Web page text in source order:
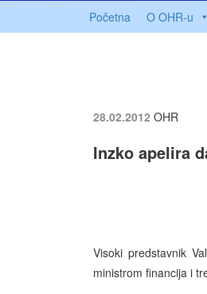
Početna O OHR-u
28.02.2012 OHR
Inzko apelira
Visoki predstavnik
ministrom financija i